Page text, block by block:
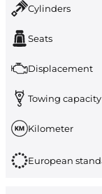
Cylinders
Seats
Displacement
Towing capacity
Kilometer
European